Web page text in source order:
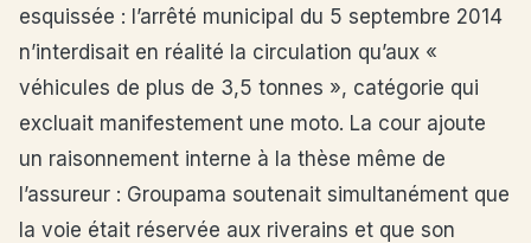
esquissée : l’arrêté municipal du 5 septembre 2014
n’interdisait en réalité la circulation qu’aux «
véhicules de plus de 3,5 tonnes », catégorie qui
excluait manifestement une moto. La cour ajoute
un raisonnement interne à la thèse même de
l’assureur : Groupama soutenait simultanément que
la voie était réservée aux riverains et que son